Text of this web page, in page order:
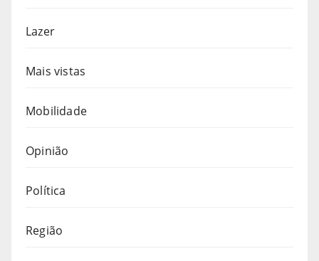
Lazer
Mais vistas
Mobilidade
Opinião
Política
Região